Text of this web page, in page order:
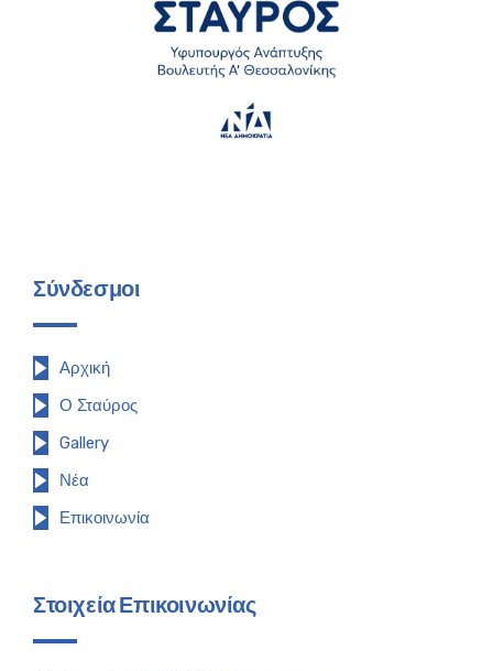
Σύνδεσμοι
Αρχική
Ο Σταύρος
Gallery
Νέα
Επικοινωνία
Στοιχεία Επικοινωνίας